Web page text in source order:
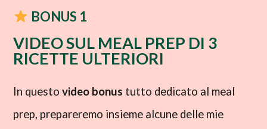
BONUS 1
VIDEO SUL MEAL PREP DI 3
RICETTE ULTERIORI​
In questovideo bonus tutto dedicato al meal
prep, prepareremo insieme alcune delle mie